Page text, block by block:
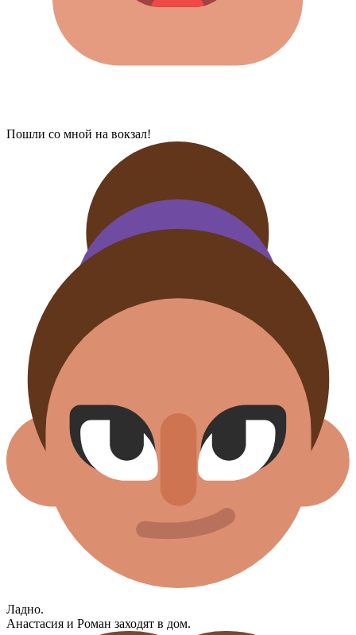
Пошли со мной на вокзал!
Ладно.
Анастасия и Роман заходят в дом.